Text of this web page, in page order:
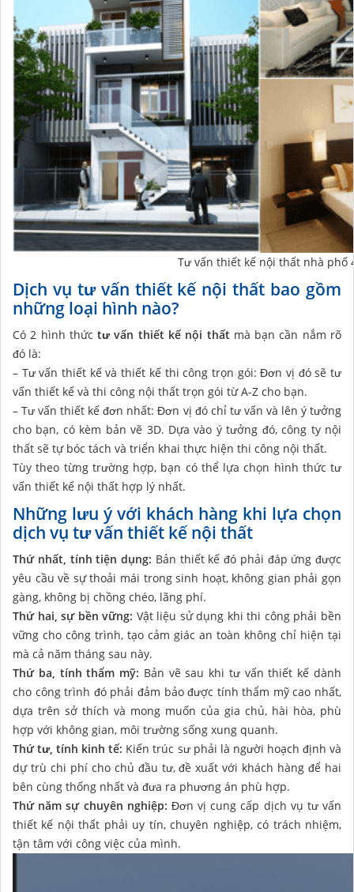
Tư vấn thiết kế nội thất nhà phố
Dịch vụ tư vấn thiết kế nội thất bao gồm
những loại hình nào?
Có 2 hình thứctư vấn thiết kế nội thất mà bạn cần nắm rõ
đó là:
– Tư vấn thiết kế và thiết kế thi công trọn gói: Đơn vị đó sẽ tư
vấn thiết kế và thi công nội thất trọn gói từ A-Z cho bạn.
– Tư vấn thiết kế đơn nhất: Đơn vị đó chỉ tư vấn và lên ý tưởng
cho bạn, có kèm bản vẽ 3D. Dựa vào ý tưởng đó, công ty nội
thất sẽ tự bóc tách và triển khai thực hiện thi công nội thất.
Tùy theo từng trường hợp, bạn có thể lựa chọn hình thức tư
vấn thiết kế nội thất hợp lý nhất.
Những lưu ý với khách hàng khi lựa chọn
dịch vụ tư vấn thiết kế nội thất
Thứ nhất, tính tiện dụng: Bản thiết kế đó phải đáp ứng được
yêu cầu về sự thoải mái trong sinh hoạt, không gian phải gọn
gàng, không bị chồng chéo, lãng phí.
Thứ hai, sự bền vững: Vật liệu sử dụng khi thi công phải bền
vững cho công trình, tạo cảm giác an toàn không chỉ hiện tại
mà cả năm tháng sau này.
Thứ ba, tính thẩm mỹ: Bản vẽ sau khi tư vấn thiết kế dành
cho công trình đó phải đảm bảo được tính thẩm mỹ cao nhất,
dựa trên sở thích và mong muốn của gia chủ, hài hòa, phù
hợp với không gian, môi trường sống xung quanh.
Thứ tư, tính kinh tế: Kiến trúc sư phải là người hoạch định và
dự trù chi phí cho chủ đầu tư, đề xuất với khách hàng để hai
bên cùng thống nhất và đưa ra phương án phù hợp.
Thứ năm sự chuyên nghiệp: Đơn vị cung cấp dịch vụ tư vấn
thiết kế nội thất phải uy tín, chuyên nghiệp, có trách nhiệm,
tận tâm với công việc của mình.